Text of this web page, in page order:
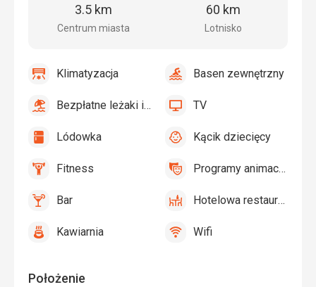
Położenie
centrum
Centrum miasta
3.5 km
lotniska
Lotnisko
60 km
Klimatyzacja
Klimatyzacja
tak
BasenBasen zewnętrzny
tak
Bezpłatne
i
przy
Bezpłatne leżaki i parasole przy basenie
tak TV TV
tak
LódowkaLódowka
tak
Kącik
Basen
dzieci
Kącik dziecięcy
tak
FitnessFitness
tak
Programy
Programy animacyjne
tak
Bar Bar
tak
Hotelowa
Hotelowa restauracja
tak
KawiarniaKawiarnia
tak Wifi Wifi
tak